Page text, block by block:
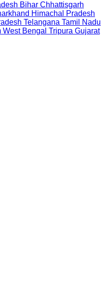
Bihar Chhattisgarh
Himachal Pradesh
Telangana Tamil Nadu
West Bengal Tripura Gujarat